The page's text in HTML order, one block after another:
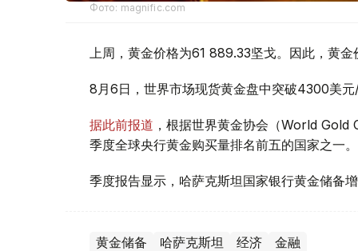
Фото: magnific.com
上周，黄金价格为61 889.33坚戈。因此，黄
8月6日，世界市场现货黄金盘中突破4300美元
据此前报道 ，根据世界黄金协会（World
季度全球央行黄金购买量排名前五的国家之一。
季度报告显示，哈萨克斯坦国家银行黄金储备增
黄金储备 哈萨克斯坦 经济 金融